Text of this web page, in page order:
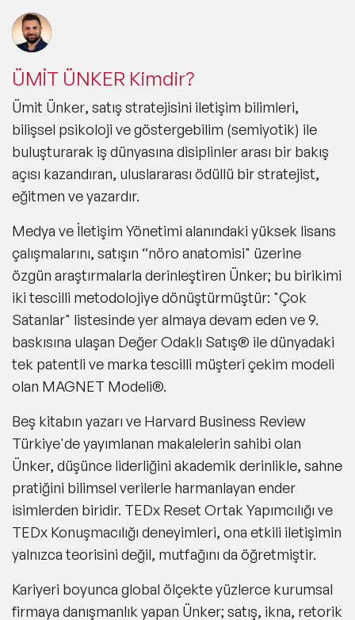
ÜMİT ÜNKER Kimdir?
Ümit Ünker, satış stratejisini iletişim bilimleri,
bilişsel psikoloji ve göstergebilim (semiyotik) ile
buluşturarak iş dünyasına disiplinler arası bir bakış
açısı kazandıran, uluslararası ödüllü bir stratejist,
eğitmen ve yazardır.
Medya ve İletişim Yönetimi alanındaki yüksek lisans
çalışmalarını, satışın “nöro anatomisi" üzerine
özgün araştırmalarla derinleştiren Ünker; bu birikimi
iki tescilli metodolojiye dönüştürmüştür: "Çok
Satanlar" listesinde yer almaya devam eden ve 9.
baskısına ulaşan Değer Odaklı Satış® ile dünyadaki
tek patentli ve marka tescilli müşteri çekim modeli
olan MAGNET Modeli®.
Beş kitabın yazarı ve Harvard Business Review
Türkiye'de yayımlanan makalelerin sahibi olan
Ünker, düşünce liderliğini akademik derinlikle, sahne
pratiğini bilimsel verilerle harmanlayan ender
isimlerden biridir. TEDx Reset Ortak Yapımcılığı ve
TEDx Konuşmacılığı deneyimleri, ona etkili iletişimin
yalnızca teorisini değil, mutfağını da öğretmiştir.
Kariyeri boyunca global ölçekte yüzlerce kurumsal
firmaya danışmanlık yapan Ünker; satış, ikna, retorik